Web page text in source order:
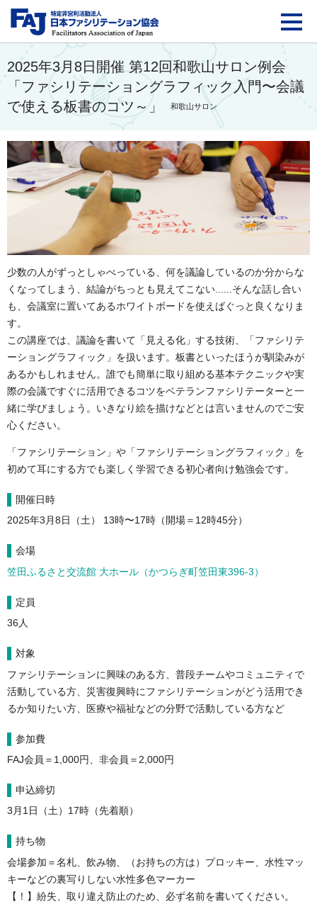
FAJ：特定非営利活動
2025年3月8日開催 第12回和歌山サロン例会
「ファシリテーショングラフィック入門〜会議
で使える板書のコツ～」
和歌山サロン
少数の人がずっとしゃべっている、何を議論しているのか分からな
くなってしまう、結論がちっとも見えてこない......そんな話し合い
も、会議室に置いてあるホワイトボードを使えばぐっと良くなりま
す。
この講座では、議論を書いて「見える化」する技術、「ファシリテ
ーショングラフィック」を扱います。板書といったほうが馴染みが
あるかもしれません。誰でも簡単に取り組める基本テクニックや実
際の会議ですぐに活用できるコツをベテランファシリテーターと一
緒に学びましょう。いきなり絵を描けなどとは言いませんのでご安
心ください。
「ファシリテーション」や「ファシリテーショングラフィック」を
初めて耳にする方でも楽しく学習できる初心者向け勉強会です。
開催日時
2025年3月8日（土） 13時〜17時（開場＝12時45分）
会場
笠田ふるさと交流館 大ホール（かつらぎ町笠田東396-3）
定員
36 人
対象
ファシリテーションに興味のある方、普段チームやコミュニティで
活動している方、災害復興時にファシリテーションがどう活用でき
るか知りたい方、医療や福祉などの分野で活動している方など
参加費
FAJ会員＝1,000円、非会員＝2,000円
申込締切
3月1日（土）17時（先着順）
持ち物
会場参加＝名札、飲み物、（お持ちの方は） プロッキー、水性マッ
キーなどの裏写りしない水性多色マーカー
【！】紛失、取り違え防止のため、必ず名前を書いてください。